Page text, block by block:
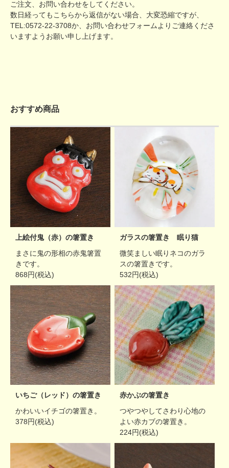
ご注文、お問い合わせをしてください。
数日経ってもこちらから返信がない場合、大変恐縮ですが、
TEL:0572-22-3708か、 お問い合わせフォーム よりご連絡くださ
いますようお願い申し上げます。
おすすめ商品
上絵付鬼（赤）の箸置き
まさに鬼の形相の赤鬼箸置
きです。
868円(税込)
ガラスの箸置き 眠り猫
微笑ましい眠りネコのガラ
スの箸置きです。
532円(税込)
いちご（レッド）の箸置き
かわいいイチゴの箸置き。
378円(税込)
赤かぶの箸置き
つやつやしてさわり心地の
よい赤カブの箸置き。
224円(税込)